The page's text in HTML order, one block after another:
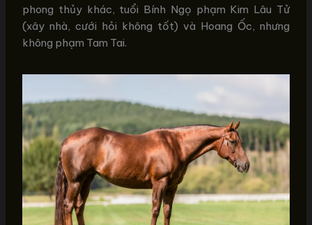
phong thủy khác, tuổi Bính Ngọ phạm Kim Lâu Tử
(xây nhà, cưới hỏi không tốt) và Hoang Ốc, nhưng
không phạm Tam Tai.